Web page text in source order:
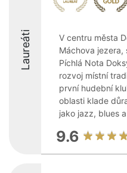
Laureáti
V centru města
Máchova
Píchlá Nota
rozvoj místní
první hudební
oblasti klade
jako jazz, blues
9.6